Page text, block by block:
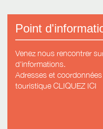
Point
Venez nous rencontrer
d'informations.
Adresses et
touristique CLIQUEZ ICI